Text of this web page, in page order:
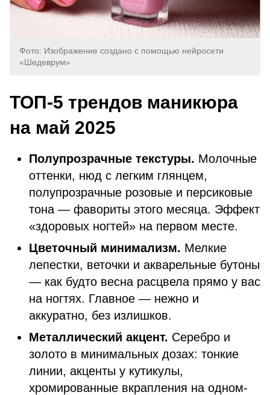
Фото: Изображение создано с помощью нейросети
«Шедеврум»
ТОП-5 трендов маникюра
на май 2025
Полупрозрачные текстуры. Молочные
оттенки, нюд с легким глянцем,
полупрозрачные розовые и персиковые
тона — фавориты этого месяца. Эффект
«здоровых ногтей» на первом месте.
Цветочный минимализм. Мелкие
лепестки, веточки и акварельные бутоны
— как будто весна расцвела прямо у вас
на ногтях. Главное — нежно и
аккуратно, без излишков.
Металлический акцент. Серебро и
золото в минимальных дозах: тонкие
линии, акценты у кутикулы,
хромированные вкрапления на одном-